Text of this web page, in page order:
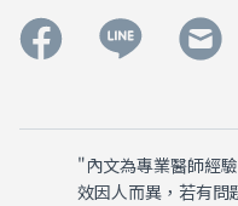
"內文為專業醫師經
效因人而異，若有問